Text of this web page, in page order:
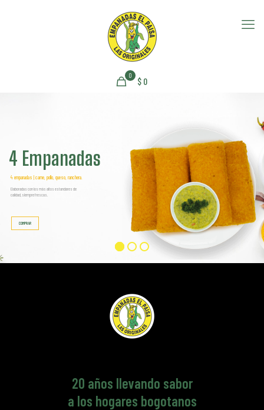
0
$ 0
4 empanadas | carne, pollo, queso, ranchera.
4 Empanadas
Elaboradas con los más altos estandares de
calidad, siempre frescas.
COMPRAR
20 años llevando sabor
a los hogares bogotanos